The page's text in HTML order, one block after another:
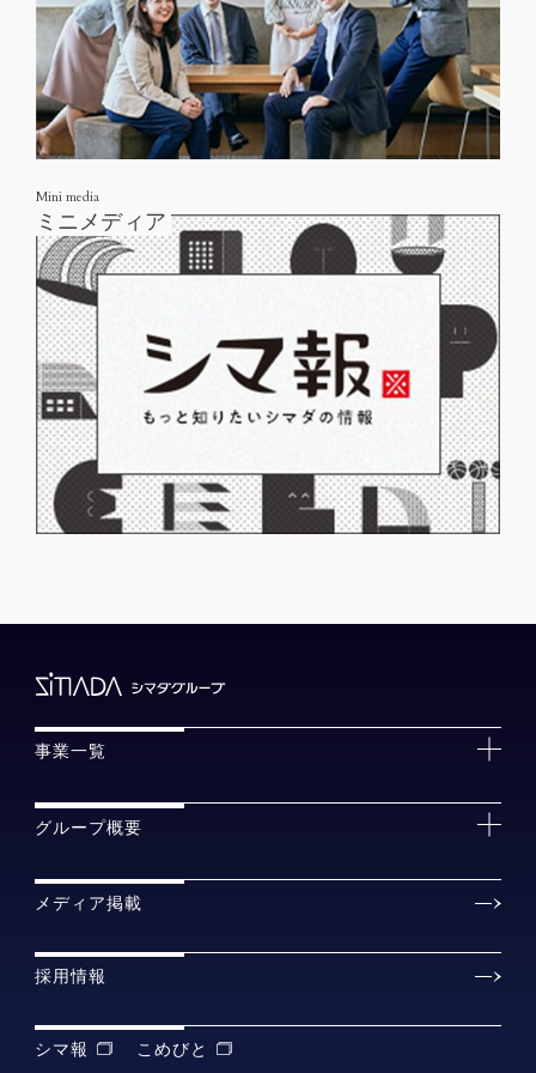
Mini media
ミニメディア
事業一覧
グループ概要
メディア掲載
採用情報
シマ報 こめびと